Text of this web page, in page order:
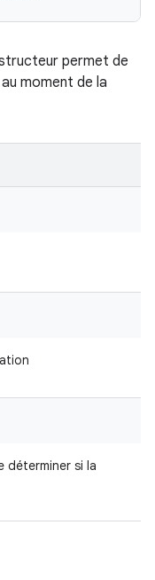
permet de
moment de la
déterminer si la